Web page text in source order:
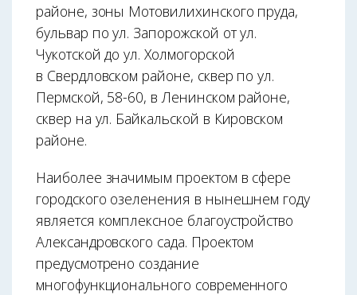
районе, зоны Мотовилихинского пруда,
бульвар по ул. Запорожской от ул.
Чукотской до ул. Холмогорской
в Свердловском районе, сквер по ул.
Пермской, 58-60, в Ленинском районе,
сквер на ул. Байкальской в Кировском
районе.
Наиболее значимым проектом в сфере
городского озеленения в нынешнем году
является комплексное благоустройство
Александровского сада. Проектом
предусмотрено создание
многофункционального современного